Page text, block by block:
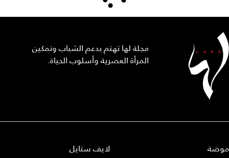
مجلة لها تهتم بدعم الشباب وتمكين
المرأة العصرية وأسلوب الحياة.
موضة
لايف ستايل